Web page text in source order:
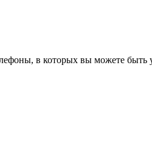
в которых вы можете быть